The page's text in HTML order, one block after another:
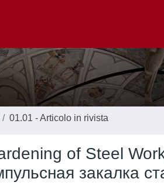
01.01 - Articolo in rivista
of Steel
закалка